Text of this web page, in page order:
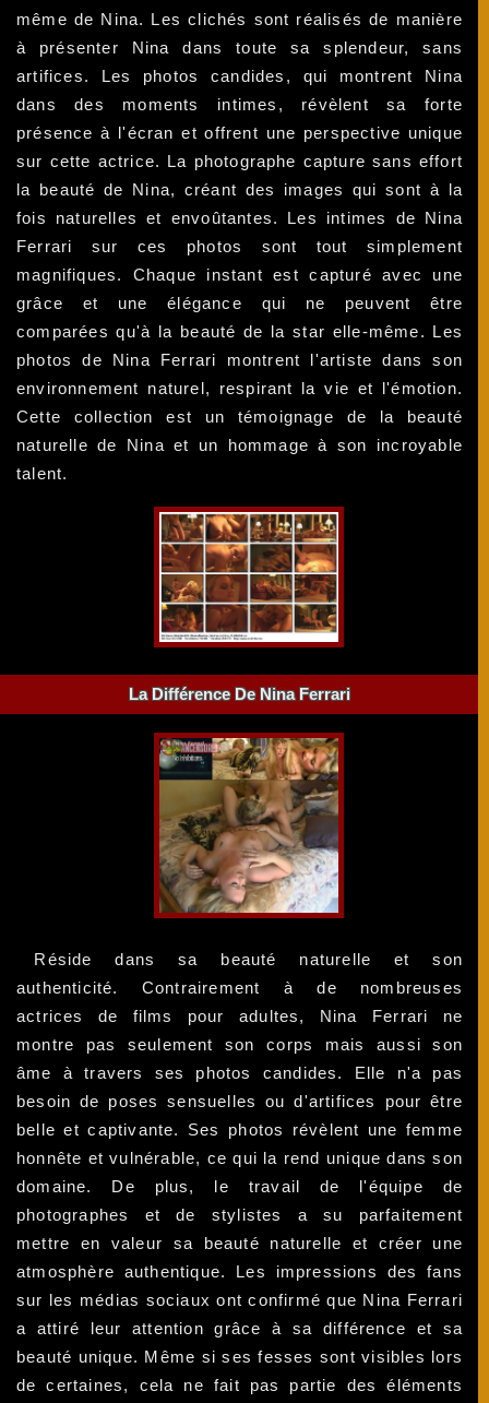
même de Nina. Les clichés sont réalisés de manière
à présenter Nina dans toute sa splendeur, sans
artifices. Les photos candides, qui montrent Nina
dans des moments intimes, révèlent sa forte
présence à l'écran et offrent une perspective unique
sur cette actrice. La photographe capture sans effort
la beauté de Nina, créant des images qui sont à la
fois naturelles et envoûtantes. Les intimes de Nina
Ferrari sur ces photos sont tout simplement
magnifiques. Chaque instant est capturé avec une
grâce et une élégance qui ne peuvent être
comparées qu'à la beauté de la star elle-même. Les
photos de Nina Ferrari montrent l'artiste dans son
environnement naturel, respirant la vie et l'émotion.
Cette collection est un témoignage de la beauté
naturelle de Nina et un hommage à son incroyable
talent.
La Différence De Nina Ferrari
Réside dans sa beauté naturelle et son
authenticité. Contrairement à de nombreuses
actrices de films pour adultes, Nina Ferrari ne
montre pas seulement son corps mais aussi son
âme à travers ses photos candides. Elle n'a pas
besoin de poses sensuelles ou d'artifices pour être
belle et captivante. Ses photos révèlent une femme
honnête et vulnérable, ce qui la rend unique dans son
domaine. De plus, le travail de l'équipe de
photographes et de stylistes a su parfaitement
mettre en valeur sa beauté naturelle et créer une
atmosphère authentique. Les impressions des fans
sur les médias sociaux ont confirmé que Nina Ferrari
a attiré leur attention grâce à sa différence et sa
beauté unique. Même si ses fesses sont visibles lors
de certaines, cela ne fait pas partie des éléments